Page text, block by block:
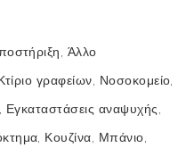
Άλλο
γραφείων, Νοσοκομείο,
Εγκαταστάσεις αναψυχής,
Κουζίνα, Μπάνιο,